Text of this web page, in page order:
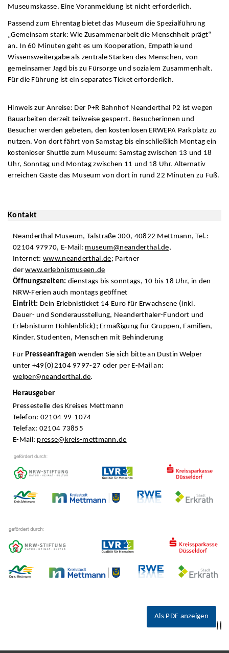
Museumskasse. Eine Voranmeldung ist nicht erforderlich.
Passend zum Ehrentag bietet das Museum die Spezialführung
„Gemeinsam stark: Wie Zusammenarbeit die Menschheit prägt“
an. In 60 Minuten geht es um Kooperation, Empathie und
Wissensweitergabe als zentrale Stärken des Menschen, von
gemeinsamer Jagd bis zu Fürsorge und sozialem Zusammenhalt.
Für die Führung ist ein separates Ticket erforderlich.
Hinweis zur Anreise: Der P+R Bahnhof Neanderthal P2 ist wegen
Bauarbeiten derzeit teilweise gesperrt. Besucherinnen und
Besucher werden gebeten, den kostenlosen ERWEPA Parkplatz zu
nutzen. Von dort fährt von Samstag bis einschließlich Montag ein
kostenloser Shuttle zum Museum: Samstag zwischen 13 und 18
Uhr, Sonntag und Montag zwischen 11 und 18 Uhr. Alternativ
erreichen Gäste das Museum von dort in rund 22 Minuten zu Fuß.
Kontakt
Neanderthal Museum, Talstraße 300, 40822 Mettmann, Tel.:
02104 97970, E-Mail: museum@neanderthal.de,
Internet:www.neanderthal.de; Partner
derwww.erlebnismuseen.de
Öffnungszeiten: dienstags bis sonntags, 10 bis 18 Uhr, in den
NRW-Ferien auch montags geöffnet
Eintritt: Dein Erlebnisticket 14 Euro für Erwachsene (inkl.
Dauer- und Sonderausstellung, Neanderthaler-Fundort und
Erlebnisturm Höhlenblick); Ermäßigung für Gruppen, Familien,
Kinder, Studenten, Menschen mit Behinderung
FürPresseanfragen wenden Sie sich bitte an Dustin Welper
unter +49(0)2104 9797-27 oder per E-Mail an:
welper@neanderthal.de.
Herausgeber
Pressestelle des Kreises Mettmann
Telefon: 02104 99-1074
Telefax: 02104 73855
E-Mail: presse@kreis-mettmann.de
Als PDF anzeigen